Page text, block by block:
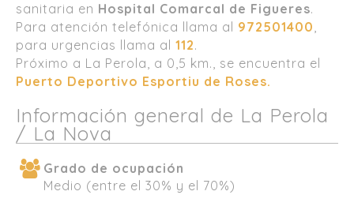
sanitaria en Hospital Comarcal de Figueres.
Para atención telefónica llama al 972501400,
para urgencias llama al 112.
Próximo a La Perola, a 0,5 km., se encuentra el
Puerto Deportivo Esportiu de Roses.
Información general de La Perola
/ La Nova
Grado de ocupación
Medio (entre el 30% y el 70%)